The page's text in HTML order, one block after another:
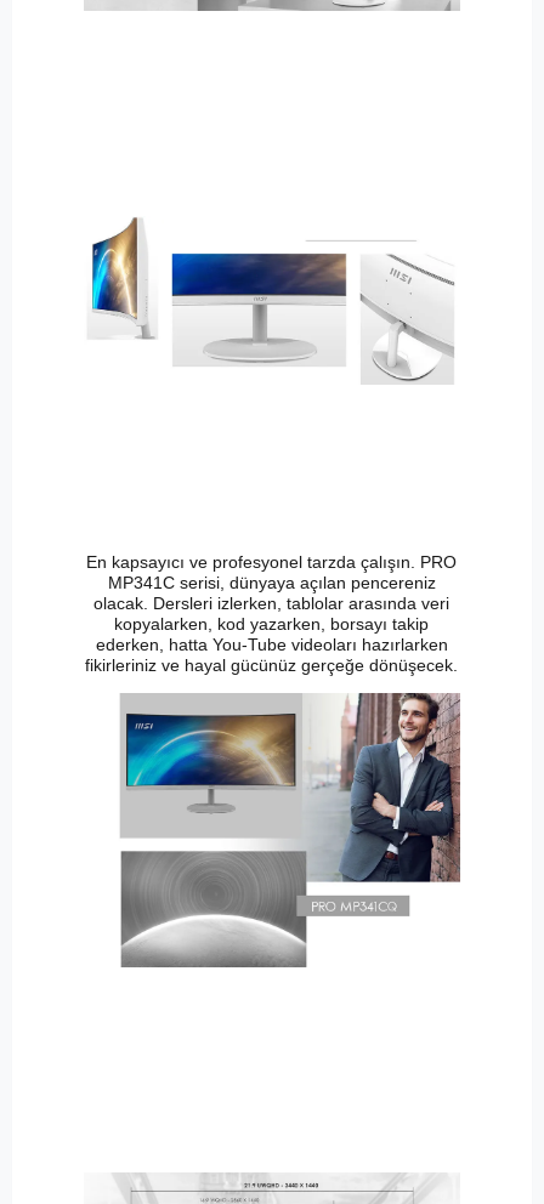
En kapsayıcı ve profesyonel tarzda çalışın. PRO
MP341C serisi, dünyaya açılan pencereniz
olacak. Dersleri izlerken, tablolar arasında veri
kopyalarken, kod yazarken, borsayı takip
ederken, hatta You-Tube videoları hazırlarken
fikirleriniz ve hayal gücünüz gerçeğe dönüşecek.